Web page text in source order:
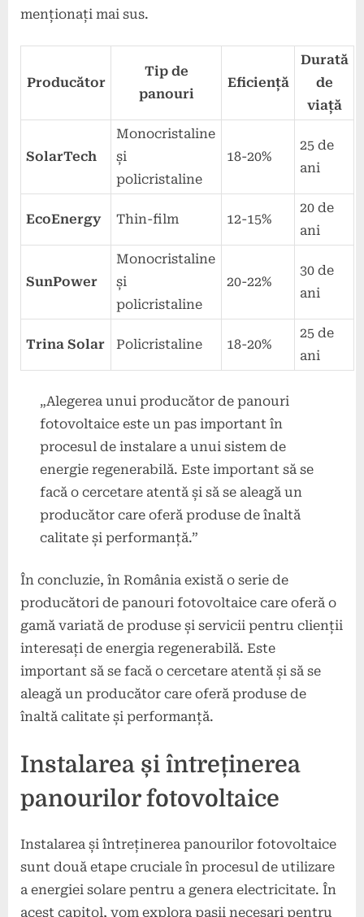
menționați mai sus.
Producător
Tip de
panouri
Eficiență
Durată
de
viață
SolarTech
Monocristaline
și
policristaline
18-20%
25 de
ani
EcoEnergy Thin-film 12-15%
20 de
ani
SunPower
Monocristaline
și
policristaline
20-22%
30 de
ani
Trina Solar Policristaline 18-20%
25 de
ani
„Alegerea unui producător de panouri
fotovoltaice este un pas important în
procesul de instalare a unui sistem de
energie regenerabilă. Este important să se
facă o cercetare atentă și să se aleagă un
producător care oferă produse de înaltă
calitate și performanță.”
În concluzie, în România există o serie de
producători de panouri fotovoltaice care oferă o
gamă variată de produse și servicii pentru clienții
interesați de energia regenerabilă. Este
important să se facă o cercetare atentă și să se
aleagă un producător care oferă produse de
înaltă calitate și performanță.
Instalarea și întreținerea
panourilor fotovoltaice
Instalarea și întreținerea panourilor fotovoltaice
sunt două etape cruciale în procesul de utilizare
a energiei solare pentru a genera electricitate. În
acest capitol, vom explora pașii necesari pentru